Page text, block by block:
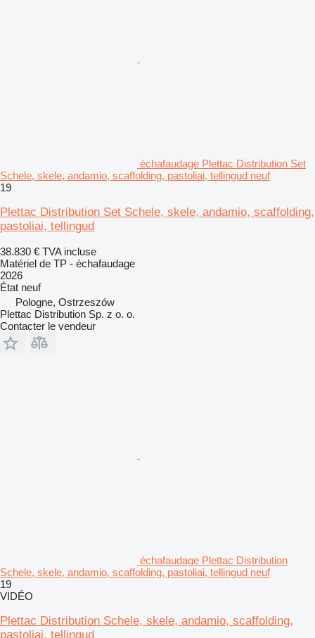
échafaudage Plettac Distribution Set
Schele, skele, andamio, scaffolding, pastoliai, tellingud neuf
19
Plettac Distribution Set Schele, skele, andamio, scaffolding,
pastoliai, tellingud
38.830 € TVA incluse
Matériel de TP - échafaudage
2026
État neuf
Pologne, Ostrzeszów
Plettac Distribution Sp. z o. o.
Contacter le vendeur
échafaudage Plettac Distribution
Schele, skele, andamio, scaffolding, pastoliai, tellingud neuf
19
VIDÉO
Plettac Distribution Schele, skele, andamio, scaffolding,
pastoliai, tellingud